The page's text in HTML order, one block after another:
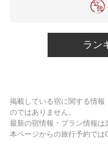
ラン
掲載している宿に関する情報
のではありません。
最新の宿情報・プラン情報は
本ページからの旅行予約では